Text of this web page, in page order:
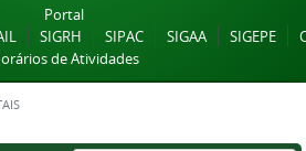
Portal
SIGRH SIPAC SIGAA SIGEPE
de Atividades